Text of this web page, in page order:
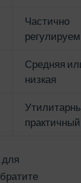
Частично
Средняя
низкая
практичный
для